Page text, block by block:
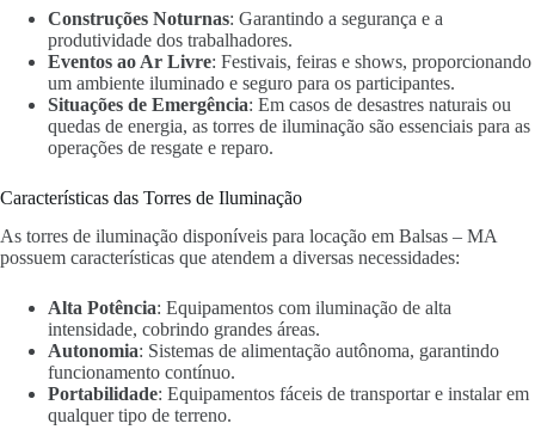
Construções Noturnas: Garantindo a segurança e a
produtividade dos trabalhadores.
Eventos ao Ar Livre: Festivais, feiras e shows, proporcionando
um ambiente iluminado e seguro para os participantes.
Situações de Emergência: Em casos de desastres naturais ou
quedas de energia, as torres de iluminação são essenciais para as
operações de resgate e reparo.
Características das Torres de Iluminação
As torres de iluminação disponíveis para locação em Balsas – MA
possuem características que atendem a diversas necessidades:
Alta Potência: Equipamentos com iluminação de alta
intensidade, cobrindo grandes áreas.
Autonomia: Sistemas de alimentação autônoma, garantindo
funcionamento contínuo.
Portabilidade: Equipamentos fáceis de transportar e instalar em
qualquer tipo de terreno.